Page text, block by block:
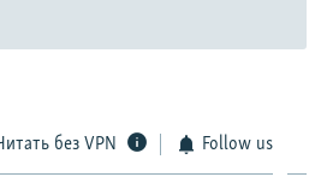
без VPN Follow us